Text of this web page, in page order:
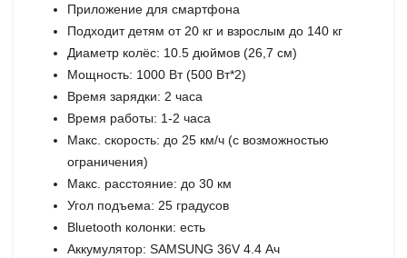
Приложение для смартфона
Подходит детям от 20 кг и взрослым до 140 кг
Диаметр колёс: 10.5 дюймов (26,7 см)
Мощность: 1000 Вт (500 Вт*2)
Время зарядки: 2 часа
Время работы: 1-2 часа
Макс. скорость: до 25 км/ч (с возможностью
ограничения)
Макс. расстояние: до 30 км
Угол подъема: 25 градусов
Bluetooth колонки: есть
Аккумулятор: SAMSUNG 36V 4.4 Ач